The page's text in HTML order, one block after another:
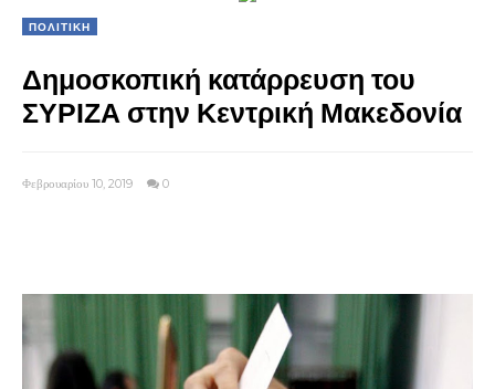
ΠΟΛΙΤΙΚΗ
Δημοσκοπική κατάρρευση του
ΣΥΡΙΖΑ στην Κεντρική Μακεδονία
Φεβρουαρίου 10, 2019 0